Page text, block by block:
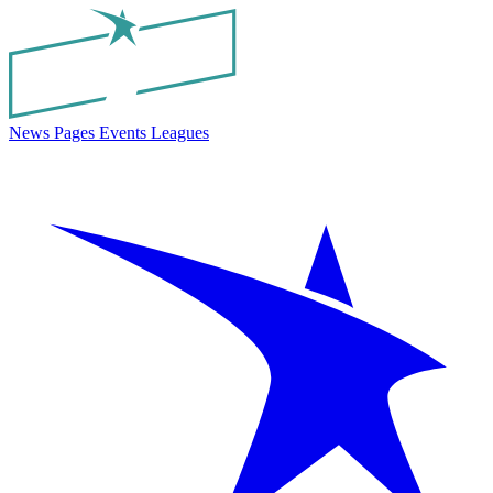
News Pages Events Leagues